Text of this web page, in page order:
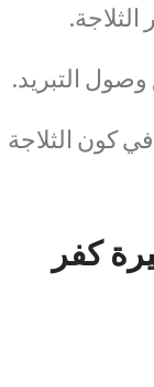
كون الثلاجة
كفر